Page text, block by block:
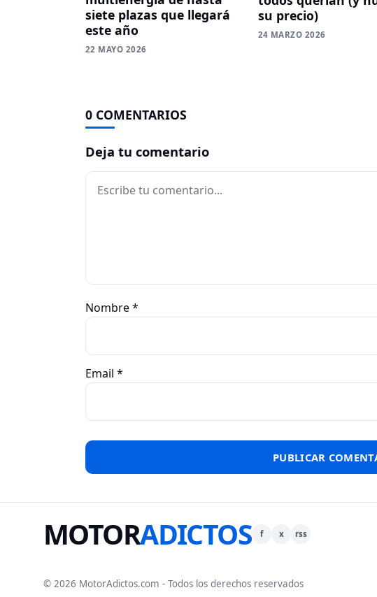
siete plazas que llegará
este año
22 MAYO 2026
su precio)
24 MARZO 2026
0 COMENTARIOS
Deja tu comentario
Comentario
Nombre*
Email *
MOTORADICTOS f x rss
© 2026 MotorAdictos.com - Todos los derechos reservados